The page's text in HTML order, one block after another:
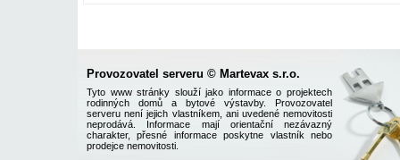
Provozovatel serveru © Martevax s.r.o.
Tyto www stránky slouží jako informace o projektech
rodinných domů a bytové výstavby. Provozovatel
serveru není jejich vlastníkem, ani uvedené nemovitosti
neprodává. Informace mají orientační nezávazný
charakter, přesné informace poskytne vlastník nebo
prodejce nemovitosti.